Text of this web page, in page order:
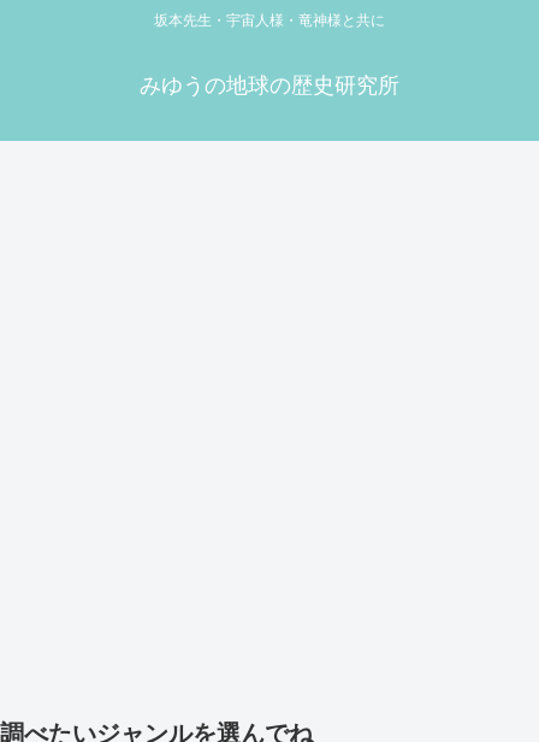
坂本先生・宇宙人様・竜神様と共に
みゆうの地球の歴史研究所
調べたいジャンルを選んでね